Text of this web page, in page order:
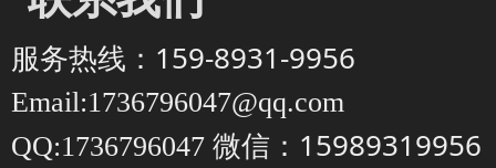
服务热线：159-8931-9956
Email:1736796047@qq.com
QQ:1736796047 微信：15989319956